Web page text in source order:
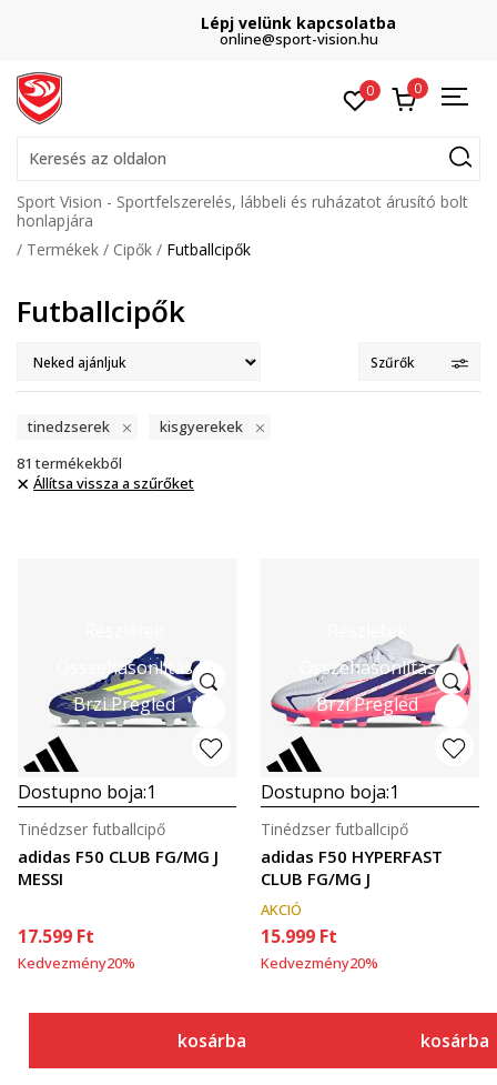
Lépj velünk kapcsolatba
online@sport-vision.hu
0 0
Keresés az oldalon
Sport Vision - Sportfelszerelés, lábbeli és ruházatot árusító bolt
honlapjára
Termékek
Cipők Futballcipők
Futballcipők
Szűrők
tinedzserek
kisgyerekek
81 termékekből
Állítsa vissza a szűrőket
Összehasonlítás
Brzi Pregled
Dostupno boja:1
adidas F50 CLUB FG/MG J
MESSI
Tinédzser futballcipő
17.599 Ft
Kedvezmény20%
kosárba
Részletek
Összehasonlítás
Brzi Pregled
Dostupno boja:1
adidas F50 HYPERFAST
CLUB FG/MG J
Tinédzser futballcipő
AKCIÓ
15.999 Ft
Kedvezmény20%
kosárba